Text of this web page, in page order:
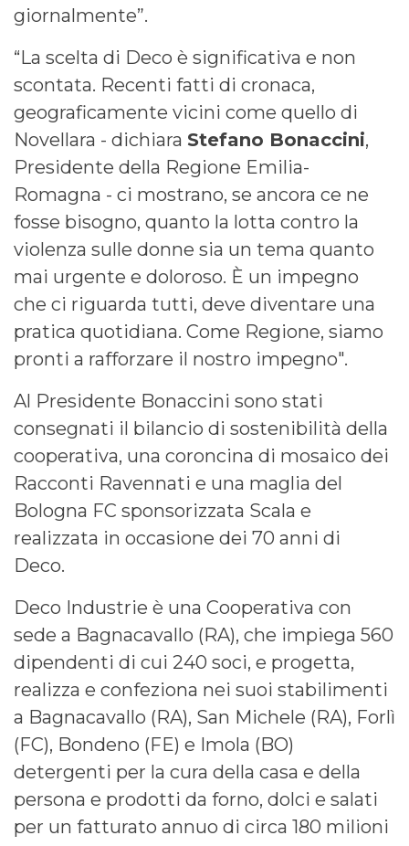
giornalmente”.
“La scelta di Deco è significativa e non
scontata. Recenti fatti di cronaca,
geograficamente vicini come quello di
Novellara - dichiara Stefano Bonaccini,
Presidente della Regione Emilia-
Romagna - ci mostrano, se ancora ce ne
fosse bisogno, quanto la lotta contro la
violenza sulle donne sia un tema quanto
mai urgente e doloroso. È un impegno
che ci riguarda tutti, deve diventare una
pratica quotidiana. Come Regione, siamo
pronti a rafforzare il nostro impegno".
Al Presidente Bonaccini sono stati
consegnati il bilancio di sostenibilità della
cooperativa, una coroncina di mosaico dei
Racconti Ravennati e una maglia del
Bologna FC sponsorizzata Scala e
realizzata in occasione dei 70 anni di
Deco.
Deco Industrie è una Cooperativa con
sede a Bagnacavallo (RA), che impiega 560
dipendenti di cui 240 soci, e progetta,
realizza e confeziona nei suoi stabilimenti
a Bagnacavallo (RA), San Michele (RA), Forlì
(FC), Bondeno (FE) e Imola (BO)
detergenti per la cura della casa e della
persona e prodotti da forno, dolci e salati
per un fatturato annuo di circa 180 milioni